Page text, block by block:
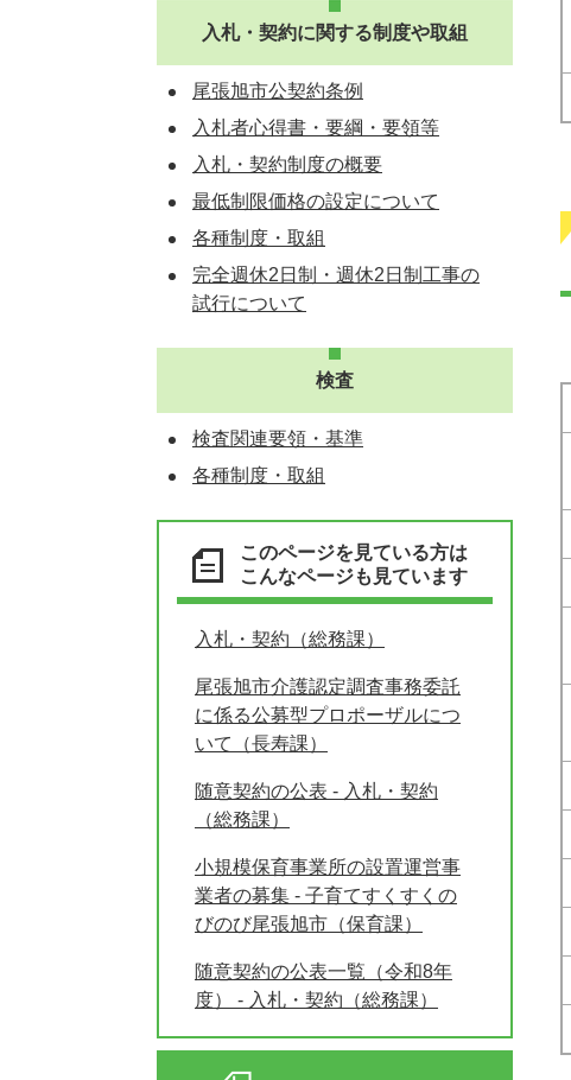
入札・契約に関する制度や取組
尾張旭市公契約条例
入札者心得書・要綱・要領等
入札・契約制度の概要
最低制限価格の設定について
各種制度・取組
完全週休2日制・週休2日制工事の
試行について
検査
検査関連要領・基準
各種制度・取組
このページを見ている方は
こんなページも見ています
入札・契約（総務課）
尾張旭市介護認定調査事務委託
に係る公募型プロポーザルにつ
いて（長寿課）
随意契約の公表 - 入札・契約
（総務課）
小規模保育事業所の設置運営事
業者の募集 - 子育てすくすくの
びのび尾張旭市（保育課）
随意契約の公表一覧（令和8年
度） - 入札・契約（総務課）